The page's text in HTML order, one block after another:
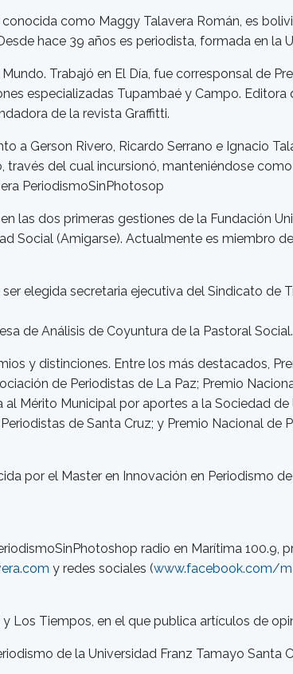
como Maggy Talavera Román, es
hace 39 años es periodista, formada en la
Trabajó en El Día, fue corresponsal de
especializadas Tupambaé y Campo.
de la revista Graffitti.
a Gerson Rivero, Ricardo Serrano e Ignacio
del cual incursionó, manteniéndose
PeriodismoSinPhotosop
las dos primeras gestiones de la Fundación
Social (Amigarse). Actualmente es miembro
elegida secretaria ejecutiva del Sindicato de
de Análisis de Coyuntura de la Pastoral Social.
y distinciones. Entre los más destacados,
de Periodistas de La Paz; Premio
Mérito Municipal por aportes a la Sociedad
de Santa Cruz; y Premio Nacional
por el Master en Innovación en Periodismo
radio en Marítima 100.9,
y redes sociales (www.facebook.com/
Los Tiempos, en el que publica artículos de
de la Universidad Franz Tamayo Santa